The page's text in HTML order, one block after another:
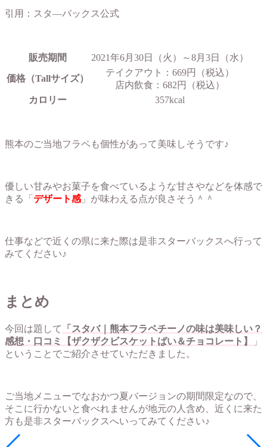
引用：スタ―バックス公式
販売期間 2021年6月30日（火）～8月3日（水）
価格（Tallサイズ）
テイクアウト：669円（税込）
店内飲食：682円（税込）
カロリー
357kcal
熊本のご当地フラペも個性があって美味しそうです♪
優しい甘みやお菓子を食べているような甘さやなどを体感で
きる「 デザート感 」が味わえる点が良さそう＾＾
仕事などで近くの県に来た際は是非スターバックスへ行って
みてください♪
まとめ
今回は題して
「スタバ｜熊本フラペチーノの味は美味しい？
感想・口コミ【ザクザクビスケットばい＆チョコレート】
」
ということでご紹介させていただきました。
ご当地メニューでなおかつ夏バージョンの期間限定なので、
そこに行かないと食べれませんが地元の人含め、近くに来た
方も是非スターバックスへいってみてください♪